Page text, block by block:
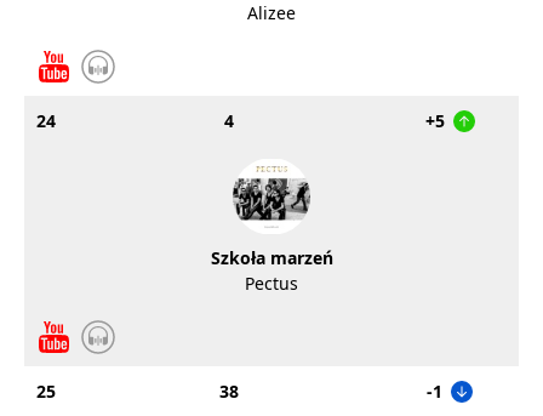
Alizee
24 4 +5
Szkoła marzeń
Pectus
25 38 -1